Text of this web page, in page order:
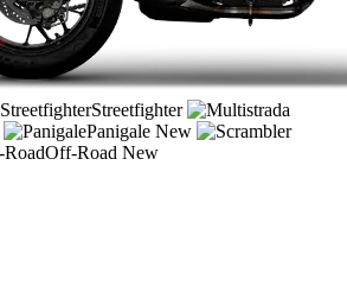
Streetfighter
Panigale New
Off-Road New